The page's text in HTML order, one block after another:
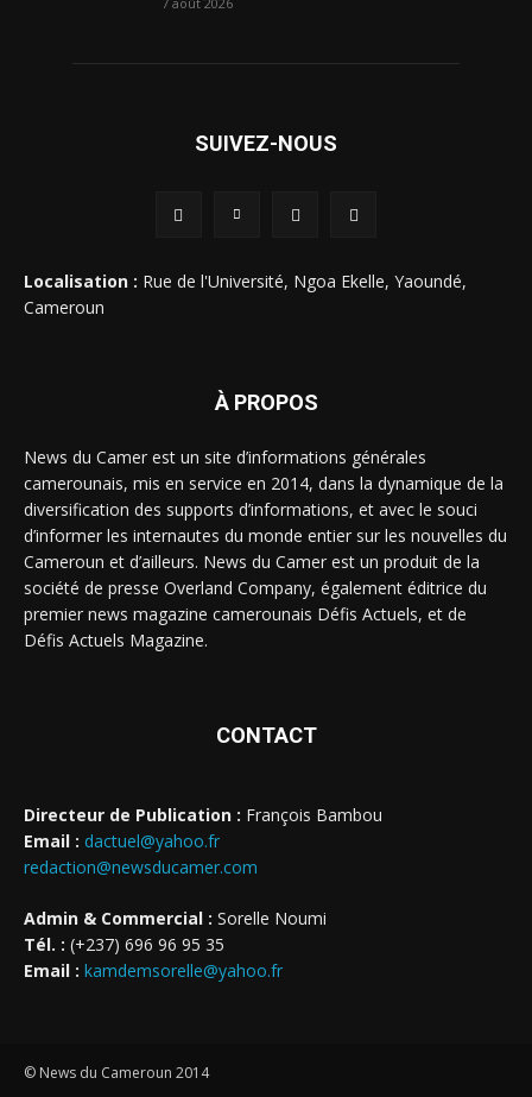
SUIVEZ-NOUS
Localisation : Rue de l'Université, Ngoa Ekelle, Yaoundé,
Cameroun
À PROPOS
News du Camer est un site d’informations générales
camerounais, mis en service en 2014, dans la dynamique de la
diversification des supports d’informations, et avec le souci
d’informer les internautes du monde entier sur les nouvelles du
Cameroun et d’ailleurs. News du Camer est un produit de la
société de presse Overland Company, également éditrice du
premier news magazine camerounais Défis Actuels, et de
Défis Actuels Magazine.
CONTACT
Directeur de Publication : François Bambou
Email : dactuel@yahoo.fr
redaction@newsducamer.com
Admin & Commercial : Sorelle Noumi
Tél. : (+237) 696 96 95 35
Email : kamdemsorelle@yahoo.fr
© News du Cameroun 2014